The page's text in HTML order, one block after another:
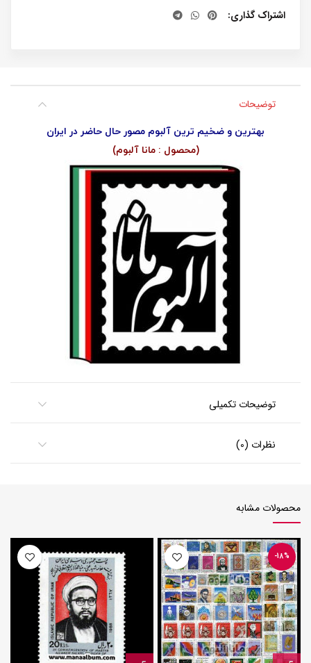
اشتراک گذاری
توضیحات
بهترین و ضخیم ترین آلبوم مصور حال حاضر در ایران
(محصول : مانا آلبوم)
توضیحات تکمیلی
نظرات (0)
محصولات مشابه
-18%